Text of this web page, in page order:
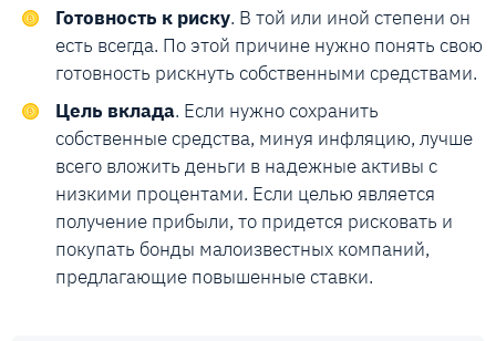
Готовность к риску. В той или иной степени он
есть всегда. По этой причине нужно понять свою
готовность рискнуть собственными средствами.
Цель вклада. Если нужно сохранить
собственные средства, минуя инфляцию, лучше
всего вложить деньги в надежные активы с
низкими процентами. Если целью является
получение прибыли, то придется рисковать и
покупать бонды малоизвестных компаний,
предлагающие повышенные ставки.